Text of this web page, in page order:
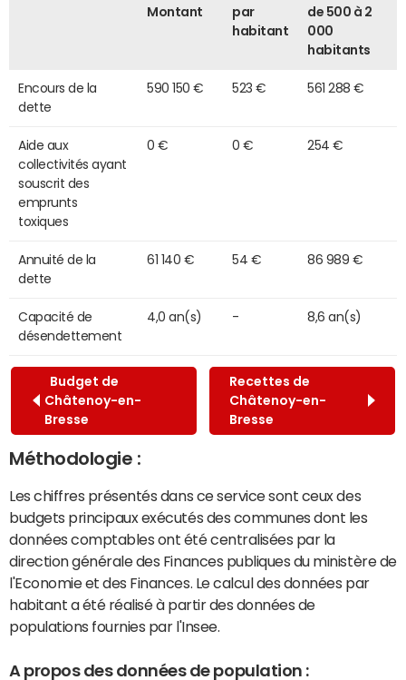
Montant
par
habitant
de 500 à 2
000
habitants
Encours de la
dette
590 150 € 523 € 561 288 €
Aide aux
collectivités ayant
souscrit des
emprunts
toxiques
0 € 0 € 254 €
Annuité de la
dette
61 140 € 54 € 86 989 €
Capacité de
désendettement
4,0 an(s) - 8,6 an(s)
Budget de
Châtenoy-en-
Bresse
Recettes de
Châtenoy-en-
Bresse
Méthodologie :
Les chiffres présentés dans ce service sont ceux des
budgets principaux exécutés des communes dont les
données comptables ont été centralisées par la
direction générale des Finances publiques du ministère de
l'Economie et des Finances. Le calcul des données par
habitant a été réalisé à partir des données de
populations fournies par l'Insee.
A propos des données de population :